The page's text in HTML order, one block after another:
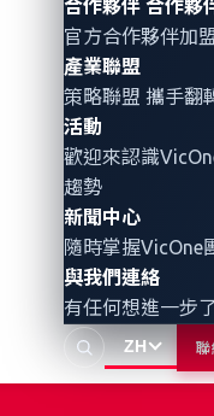
合作夥伴 合作夥
官方合作夥伴加
產業聯盟
策略聯盟 攜手翻
活動
歡迎來認識
趨勢
新聞中心
隨時掌握VicOne
與我們連絡
有任何想進一步
ZH 聯
解題數
打造下一代
安全防禦者